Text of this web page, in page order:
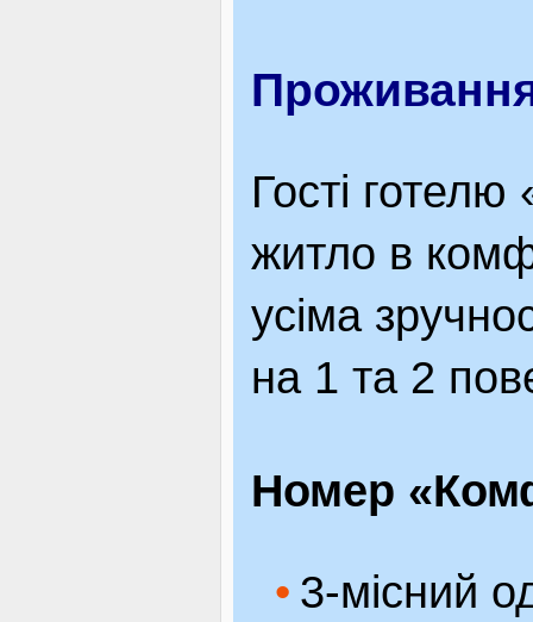
Гості
житло в
усіма
на 1 та 2
Номер
3-місний